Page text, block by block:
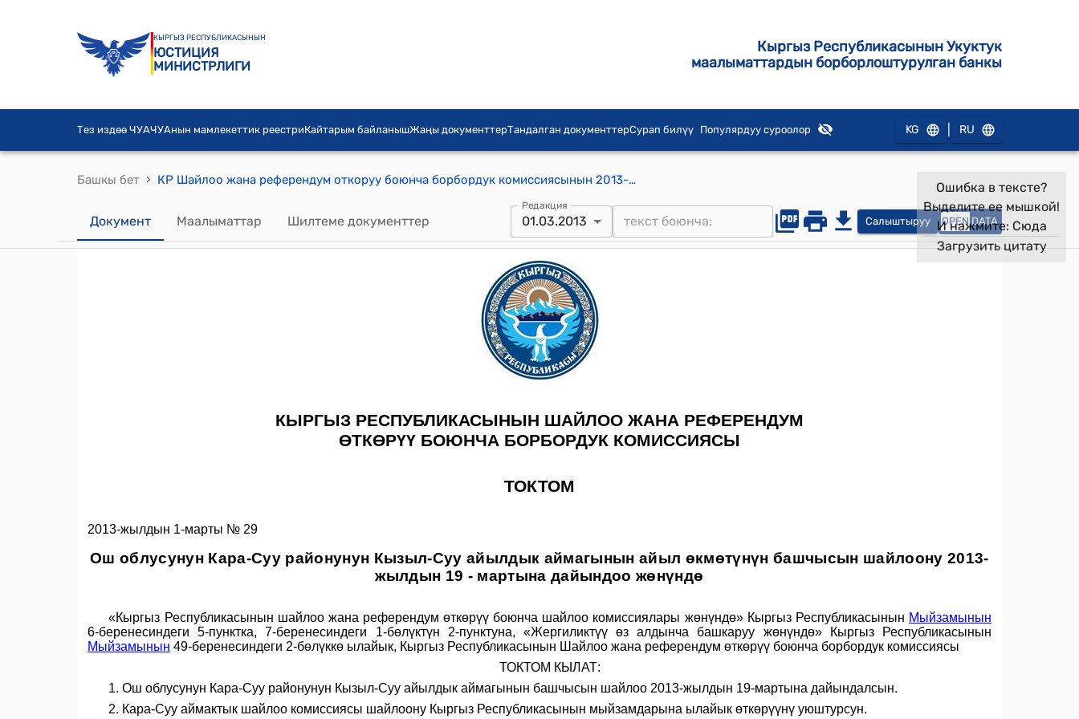
КЫРГЫЗ РЕСПУБЛИКАСЫНЫН
ЮСТИЦИЯ
МИНИСТРЛИГИ
Кыргыз Республикасынын Укуктук
маалыматтардын борборлоштурулган банкы
Тез издөө ЧУАЧУАнын мамлекеттик реестриКайтарым байланышЖаңы документтерТандалган документтерСурап билүү Популярдуу суроолор KG RU
Башкы бет › КР Шайлоо жана референдум откоруу боюнча борбордук комиссиясынын 2013-жылдын 1-мартындагы № 29 "Ош облусунун Кара-Суу районунун Кызыл-Суу айылдык аймагынын айыл өкмөтүнүн башчысын шайлоону 2013-жылдын 19 - мартына дайындоо жөнүндө" токтому
Документ Маалыматтар Шилтеме документтер
Редакция
01.03.2013 Салыштыруу OPEN DATA
Ошибка в тексте?
Выделите ее мышкой!
И нажмите: Сюда
Загрузить цитату